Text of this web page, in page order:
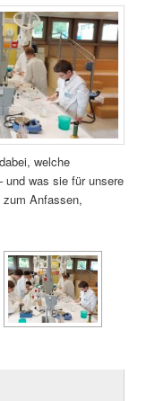
welche
und was sie für unsere
Anfassen,